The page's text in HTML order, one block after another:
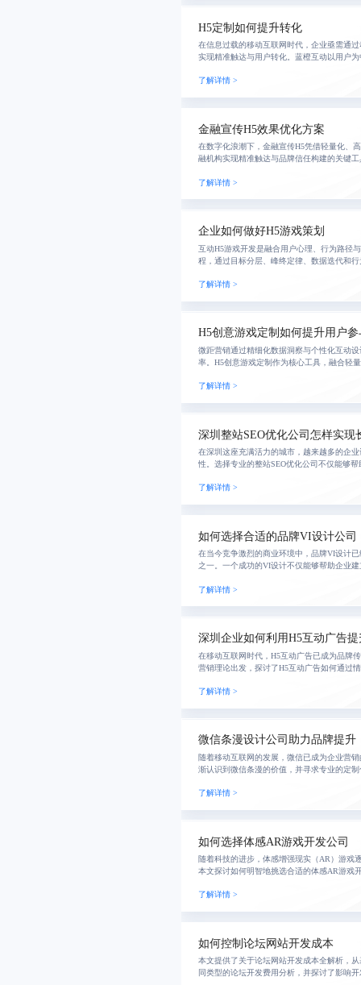
H5定制如何提升转化
在信息过载的移动互联网时代，企业亟需通
实现精准触达与用户转化。蓝橙互动以用户
期推
了解详情 >
金融宣传H5效果优化方案
在数字化浪潮下，金融宣传H5凭借轻量化、
融机构实现精准触达与品牌信任构建的关键
与转化率
了解详情 >
企业如何做好H5游戏策划
互动H5游戏开发是融合用户心理、行为路径
程，通过目标分层、峰终定律、数据迭代和
了解详情 >
H5创意游戏定制如何提升用户
微距营销通过精细化数据洞察与个性化互动
率。H5创意游戏定制作为核心工具，融合轻
了解详情 >
深圳整站SEO优化公司怎样实现
在深圳这座充满活力的城市，越来越多的企
性。选择专业的整站SEO优化公司不仅能够
务，通过
了解详情 >
如何选择合适的品牌VI设计公司
在当今竞争激烈的商业环境中，品牌VI设计
之一。一个成功的VI设计不仅能够帮助企业
需
了解详情 >
深圳企业如何利用H5互动广告
在移动互联网时代，H5互动广告已成为品牌
营销理论出发，探讨了H5互动广告如何通过
化建
了解详情 >
微信条漫设计公司助力品牌提升
随着移动互联网的发展，微信已成为企业营
渐认识到微信条漫的价值，并寻求专业的定
察公司案
了解详情 >
如何选择体感AR游戏开发公司
随着科技的进步，体感增强现实（AR）游戏
本文探讨如何明智地挑选合适的体感AR游戏
合作伙伴
了解详情 >
如何控制论坛网站开发成本
本文提供了关于论坛网站开发成本全解析，
同类型的论坛开发费用分析，并探讨了影响